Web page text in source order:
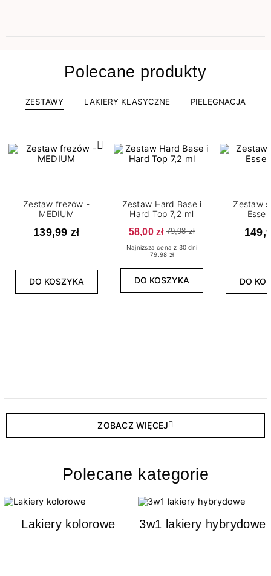
Polecane produkty
ZESTAWY LAKIERY KLASYCZNE PIELĘGNACJA
Zestaw frezów -
MEDIUM
139,99 zł
DO KOSZYKA
Zestaw Hard Base i
Hard Top 7,2 ml
58,00 zł 79,98 zł
Najniższa cena z 30 dni
79.98 zł
DO KOSZYKA
Zestaw
DO
ZOBACZ WIĘCEJ
Polecane kategorie
Lakiery kolorowe 3w1 lakiery hybrydowe